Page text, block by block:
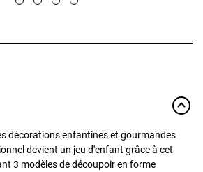
décorations enfantines et gourmandes
devient un jeu d'enfant grâce à cet
3 modèles de découpoir en forme